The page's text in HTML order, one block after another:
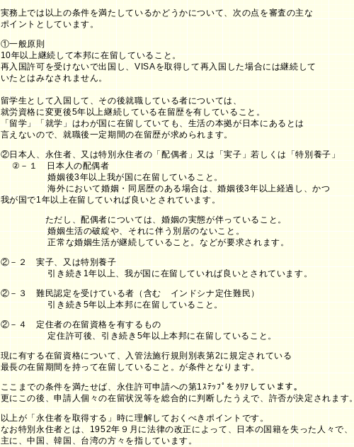
実務上では以上の条件を満たしているかどうかについて、次の点を審査の主な
ポイントとしています。
①一般原則
10年以上継続して本邦に在留していること。
再入国許可を受けないで出国し、VISAを取得して再入国した場合には継続して
いたとはみなされません。
留学生として入国して、その後就職している者については、
就労資格に変更後5年以上継続している在留歴を有していること。
「留学」「就学」はわが国に在留していても、生活の本拠が日本にあるとは
言えないので、就職後一定期間の在留歴が求められます。
②日本人、永住者、又は特別永住者の「配偶者」又は「実子」若しくは「特別養子」
②－１ 日本人の配偶者
婚姻後3年以上我が国に在留していること。
海外において婚姻・同居歴のある場合は、婚姻後3年以上経過し、かつ
我が国で1年以上在留していれば良いとされています。
ただし、配偶者については、婚姻の実態が伴っていること。
婚姻生活の破綻や、それに伴う別居のないこと。
正常な婚姻生活が継続していること。などが要求されます。
②－２ 実子、又は特別養子
引き続き1年以上、我が国に在留していれば良いとされています。
②－３ 難民認定を受けている者（含む インドシナ定住難民）
引き続き5年以上本邦に在留していること。
②－４ 定住者の在留資格を有するもの
定住許可後、引き続き5年以上本邦に在留していること。
現に有する在留資格について、入管法施行規則別表第2に規定されている
最長の在留期間を持って在留していること。が条件となります。
ここまでの条件を満たせば、永住許可申請への第1ｽﾃｯﾌﾟをｸﾘｱしています。
更にこの後、申請人個々の在留状況等を総合的に判断したうえで、許否が決定されます。
以上が「永住者を取得する」時に理解しておくべきポイントです。
なお特別永住者とは、1952年９月に法律の改正によって、日本の国籍を失った人々で、
主に、中国、韓国、台湾の方々を指しています。